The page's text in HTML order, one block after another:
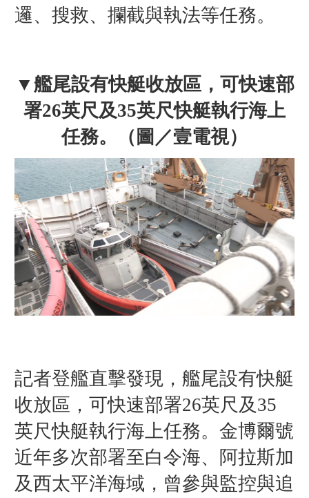
邏、搜救、攔截與執法等任務。
▼ 艦尾設有快艇收放區，可快速部
署26英尺及35英尺快艇執行海上
任務。（圖／壹電視）
記者登艦直擊發現，艦尾設有快艇
收放區，可快速部署26英尺及35
英尺快艇執行海上任務。金博爾號
近年多次部署至白令海、阿拉斯加
及西太平洋海域，曾參與監控與追